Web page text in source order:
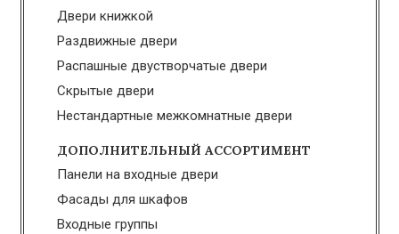
Двери книжкой
Раздвижные двери
Распашные двустворчатые двери
Скрытые двери
Нестандартные межкомнатные двери
ДОПОЛНИТЕЛЬНЫЙ АССОРТИМЕНТ
Панели на входные двери
Фасады для шкафов
Входные группы